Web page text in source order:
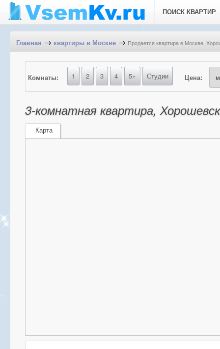
ПОИСК КВАРТИР
Главная → квартиры в Москве → Продается квартира в Москве,
Комнаты: 1 2 3 4 5+ Студии Цена:
3-комнатная квартира,
Карта